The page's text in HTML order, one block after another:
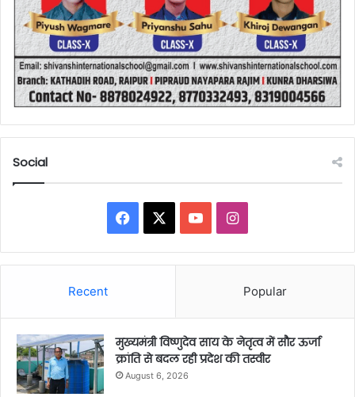
Social
Facebook YouTubeInstagram
Recent Popular
मुख्यमंत्री विष्णुदेव साय के नेतृत्व में सौर ऊर्जा
क्रांति से बदल रही प्रदेश की तस्वीर
August 6, 2026